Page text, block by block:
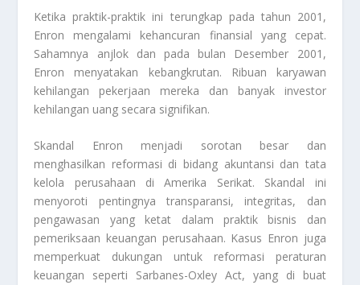
Ketika praktik-praktik ini terungkap pada tahun 2001,
Enron mengalami kehancuran finansial yang cepat.
Sahamnya anjlok dan pada bulan Desember 2001,
Enron menyatakan kebangkrutan. Ribuan karyawan
kehilangan pekerjaan mereka dan banyak investor
kehilangan uang secara signifikan.
Skandal Enron menjadi sorotan besar dan
menghasilkan reformasi di bidang akuntansi dan tata
kelola perusahaan di Amerika Serikat. Skandal ini
menyoroti pentingnya transparansi, integritas, dan
pengawasan yang ketat dalam praktik bisnis dan
pemeriksaan keuangan perusahaan. Kasus Enron juga
memperkuat dukungan untuk reformasi peraturan
keuangan seperti Sarbanes-Oxley Act, yang di buat